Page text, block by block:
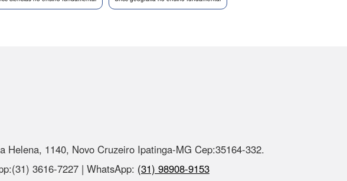
Helena, 1140, Novo Cruzeiro Ipatinga-MG Cep:35164-332.
3616-7227 | WhatsApp: (31) 98908-9153